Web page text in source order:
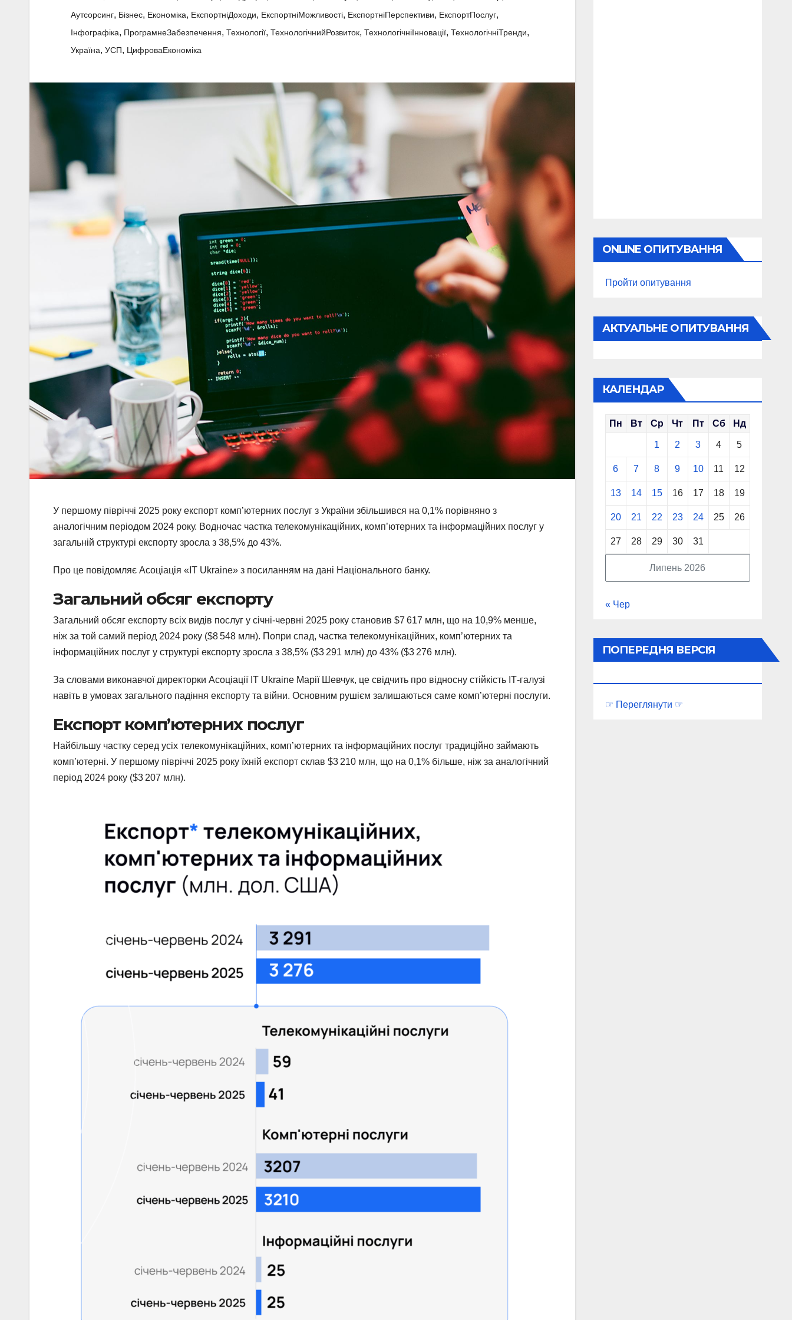
Аутсорсинг, Бізнес, Економіка, ЕкспортніДоходи, ЕкспортніМожливості, ЕкспортніПерспективи, ЕкспортПослуг,
Інфографіка, ПрограмнеЗабезпечення, Технології, ТехнологічнийРозвиток, ТехнологічніІнновації, ТехнологічніТренди,
Україна, УСП, ЦифроваЕкономіка
У першому півріччі 2025 року експорт комп’ютерних послуг з України збільшився на 0,1% порівняно з
аналогічним періодом 2024 року. Водночас частка телекомунікаційних, комп’ютерних та інформаційних послуг у
загальній структурі експорту зросла з 38,5% до 43%.
Про це повідомляє Асоціація «IT Ukraine» з посиланням на дані Національного банку.
Загальний обсяг експорту
Загальний обсяг експорту всіх видів послуг у січні-червні 2025 року становив $7 617 млн, що на 10,9% менше,
ніж за той самий період 2024 року ($8 548 млн). Попри спад, частка телекомунікаційних, комп’ютерних та
інформаційних послуг у структурі експорту зросла з 38,5% ($3 291 млн) до 43% ($3 276 млн).
За словами виконавчої директорки Асоціації IT Ukraine Марії Шевчук, це свідчить про відносну стійкість ІТ-галузі
навіть в умовах загального падіння експорту та війни. Основним рушієм залишаються саме комп’ютерні послуги.
Експорт комп’ютерних послуг
Найбільшу частку серед усіх телекомунікаційних, комп’ютерних та інформаційних послуг традиційно займають
комп’ютерні. У першому півріччі 2025 року їхній експорт склав $3 210 млн, що на 0,1% більше, ніж за аналогічний
період 2024 року ($3 207 млн).
ONLINE ОПИТУВАННЯ
Пройти опитування
АКТУАЛЬНЕ ОПИТУВАННЯ
КАЛЕНДАР
Липень 2026
Пн Вт Ср Чт Пт Сб Нд
1 2 3 4 5
6 7 8 9 10 11 12
13 14 15 16 17 18 19
20 21 22 23 24 25 26
27 28 29 30 31
« Чер
ПОПЕРЕДНЯ ВЕРСІЯ
☞ Переглянути ☞